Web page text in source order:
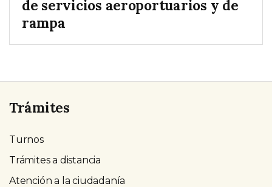
de servicios aeroportuarios y de
rampa
Trámites
Turnos
Trámites a distancia
Atención a la ciudadanía